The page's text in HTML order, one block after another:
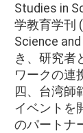
Studies in
学教育学刊
Science
き、研究者
ワークの連
四、台湾師
イベントを
のパートナ